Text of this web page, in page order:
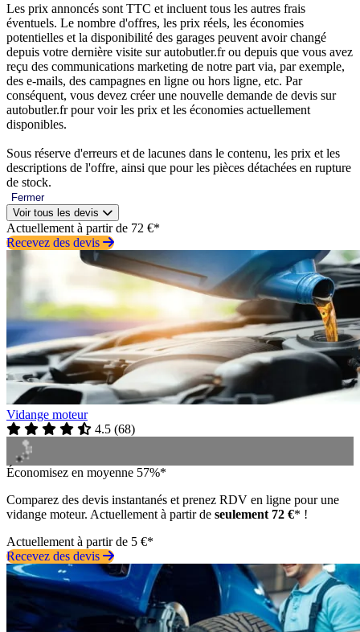
Les prix annoncés sont TTC et incluent tous les autres frais
éventuels. Le nombre d'offres, les prix réels, les économies
potentielles et la disponibilité des garages peuvent avoir changé
depuis votre dernière visite sur autobutler.fr ou depuis que vous avez
reçu des communications marketing de notre part via, par exemple,
des e-mails, des campagnes en ligne ou hors ligne, etc. Par
conséquent, vous devez créer une nouvelle demande de devis sur
autobutler.fr pour voir les prix et les économies actuellement
disponibles.
Sous réserve d'erreurs et de lacunes dans le contenu, les prix et les
descriptions de l'offre, ainsi que pour les pièces détachées en rupture
de stock.
Fermer
Voir tous les devis
Actuellement à partir de 72 €*
Recevez des devis
Vidange moteur
4.5 (68)
Économisez en moyenne 57%*
Comparez des devis instantanés et prenez RDV en ligne pour une
vidange moteur. Actuellement à partir de seulement 72 €* !
Actuellement à partir de 5 €*
Recevez des devis